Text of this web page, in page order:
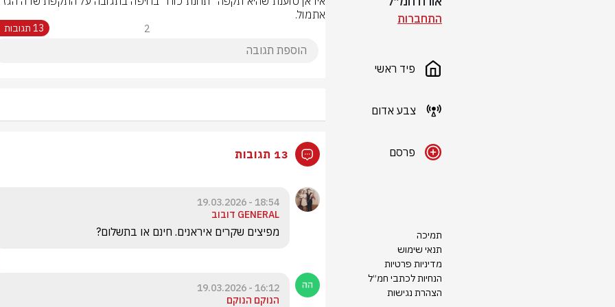
התחברות
פיד ראשי
צבע אדום
פרסם
תמיכה
תנאי שימוש
מדיניות פרטיות
הנחיות לכתבי חמ״ל
הצהרת נגישות
אתמול.
2 13 תגובות
13 תגובות
18:54 - 19.03.2026
GENERAL דובוב
מפיצים שקרים איראנים. חינם או בתשלום?
16:12 - 19.03.2026
הנוקם הנוקם